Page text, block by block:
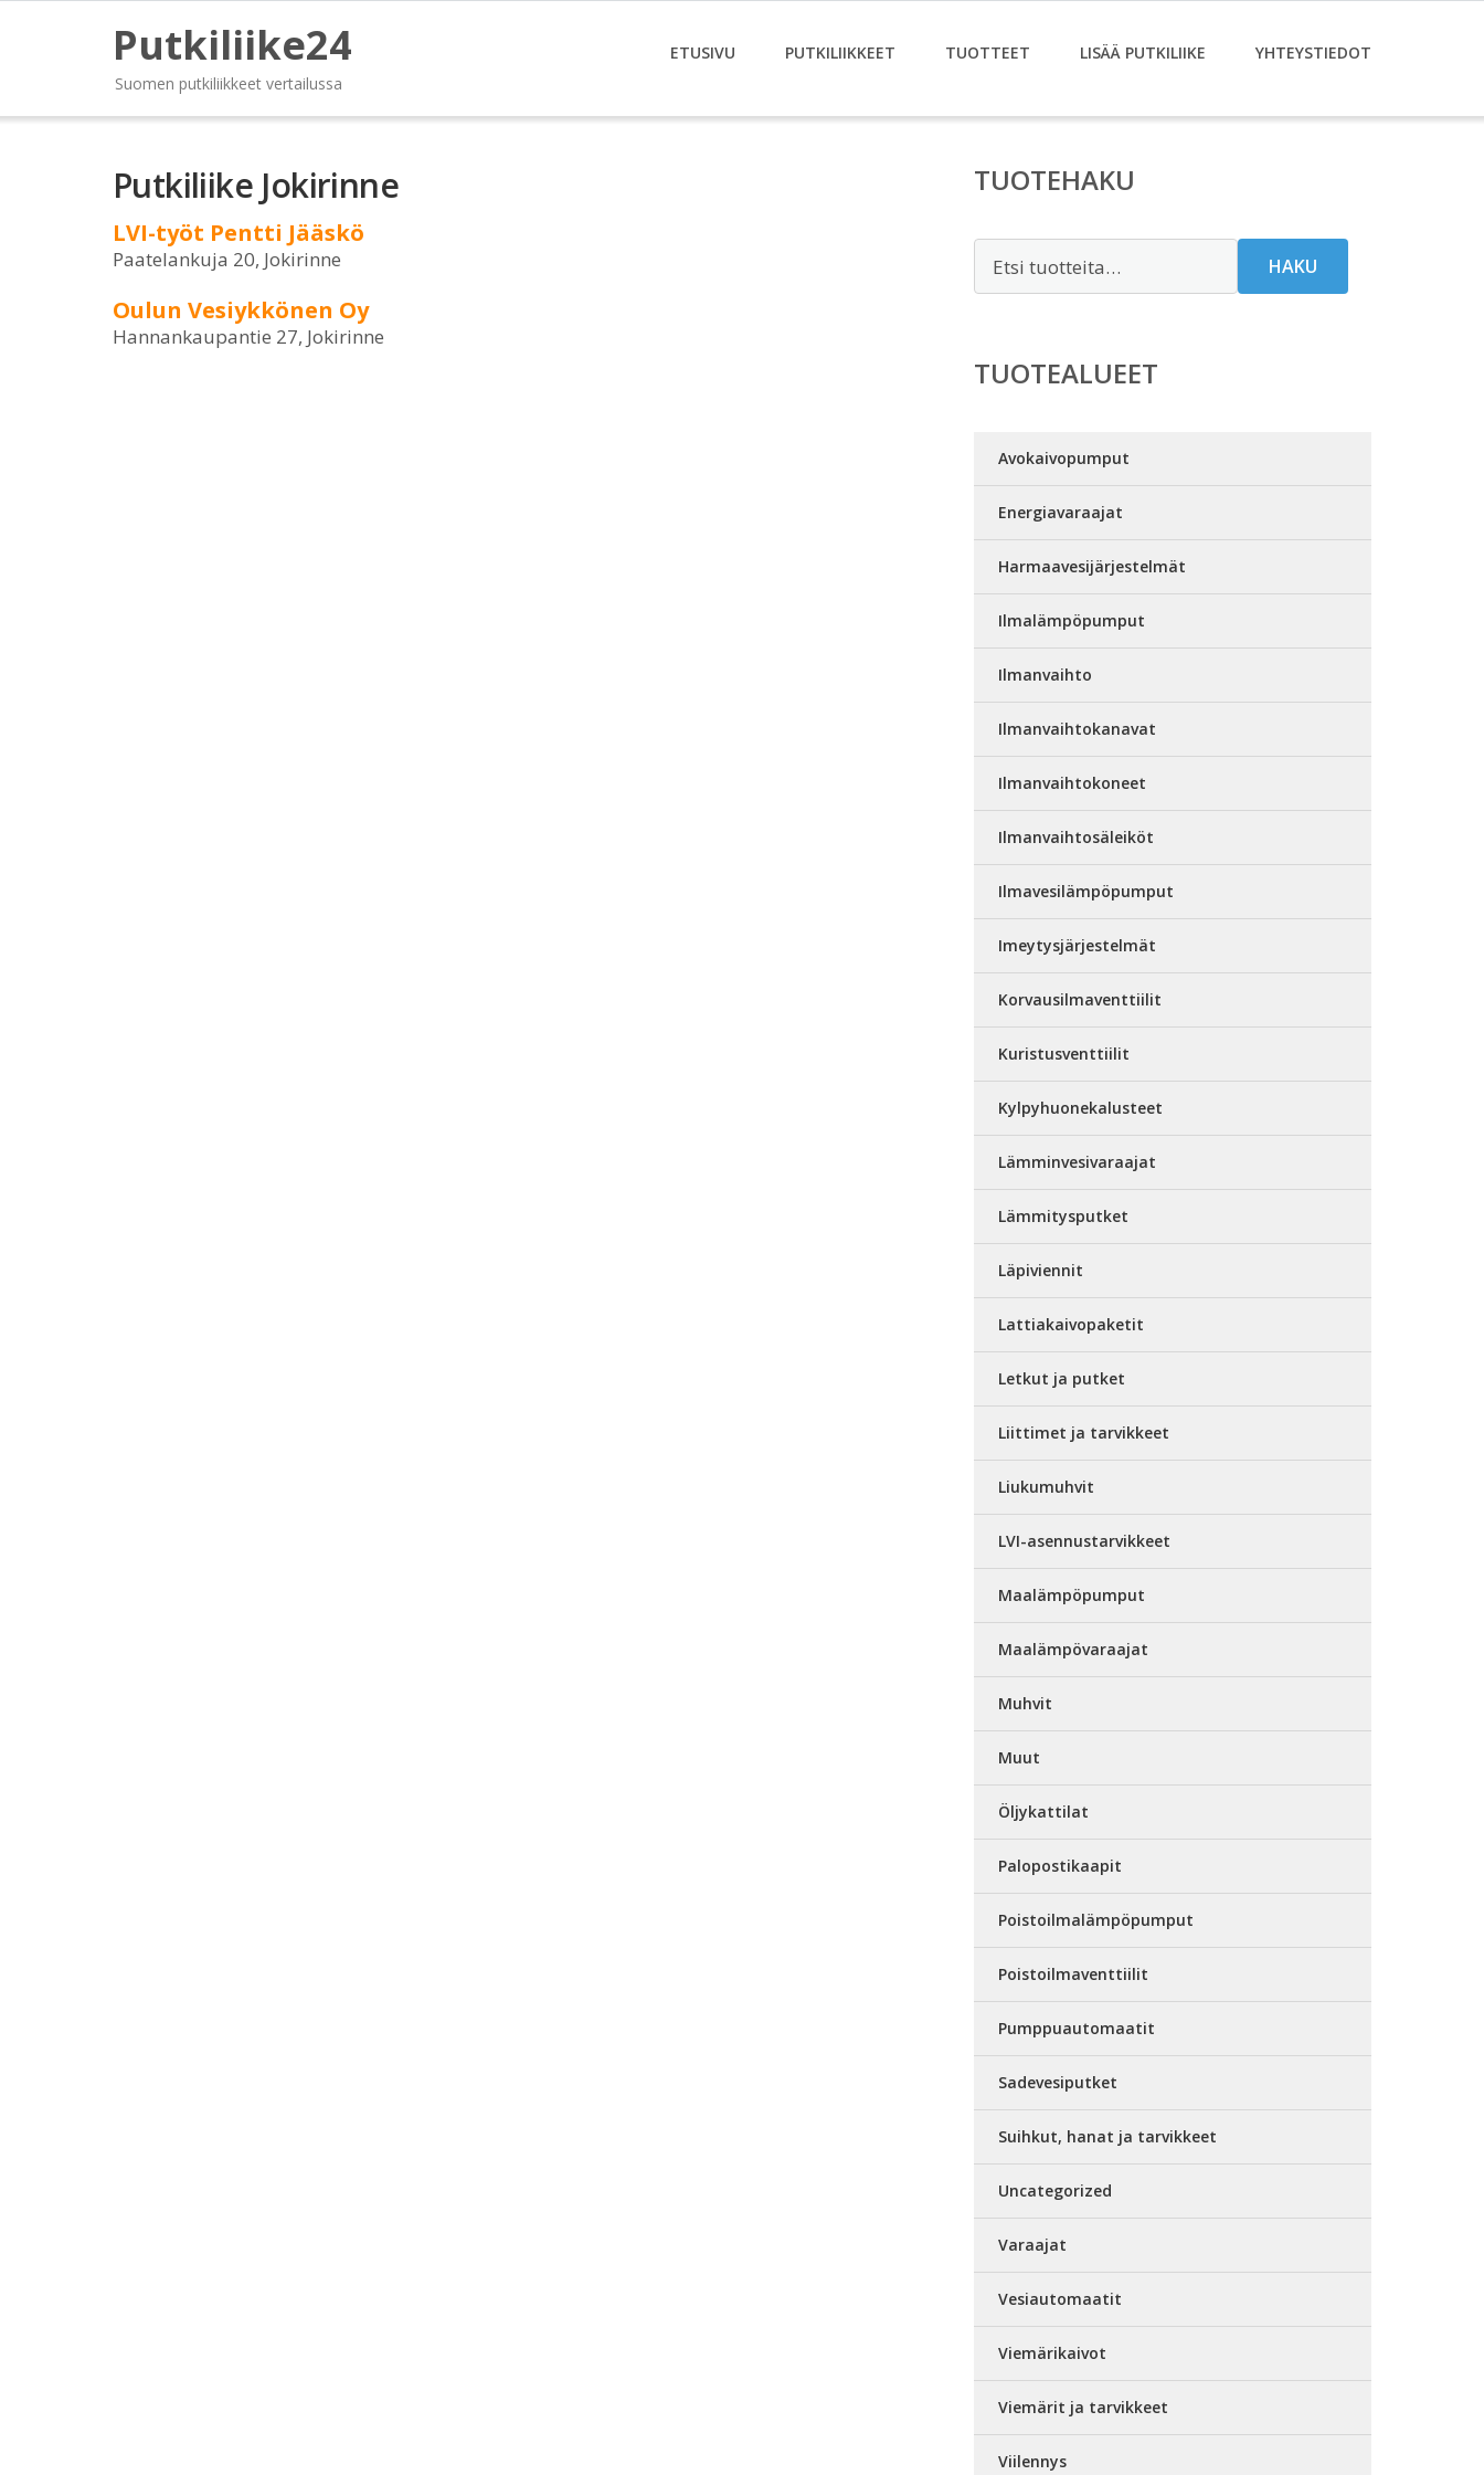
Putkiliike24
Suomen putkiliikkeet vertailussa
ETUSIVU PUTKILIIKKEET TUOTTEET LISÄÄ PUTKILIIKE YHTEYSTIEDOT
Putkiliike Jokirinne
LVI-työt Pentti Jääskö
Paatelankuja 20, Jokirinne
Oulun Vesiykkönen Oy
Hannankaupantie 27, Jokirinne
TUOTEHAKU
HAKU
TUOTEALUEET
Avokaivopumput
Energiavaraajat
Harmaavesijärjestelmät
Ilmalämpöpumput
Ilmanvaihto
Ilmanvaihtokanavat
Ilmanvaihtokoneet
Ilmanvaihtosäleiköt
Ilmavesilämpöpumput
Imeytysjärjestelmät
Korvausilmaventtiilit
Kuristusventtiilit
Kylpyhuonekalusteet
Lämminvesivaraajat
Lämmitysputket
Läpiviennit
Lattiakaivopaketit
Letkut ja putket
Liittimet ja tarvikkeet
Liukumuhvit
LVI-asennustarvikkeet
Maalämpöpumput
Maalämpövaraajat
Muhvit
Muut
Öljykattilat
Palopostikaapit
Poistoilmalämpöpumput
Poistoilmaventtiilit
Pumppuautomaatit
Sadevesiputket
Suihkut, hanat ja tarvikkeet
Uncategorized
Varaajat
Vesiautomaatit
Viemärikaivot
Viemärit ja tarvikkeet
Viilennys